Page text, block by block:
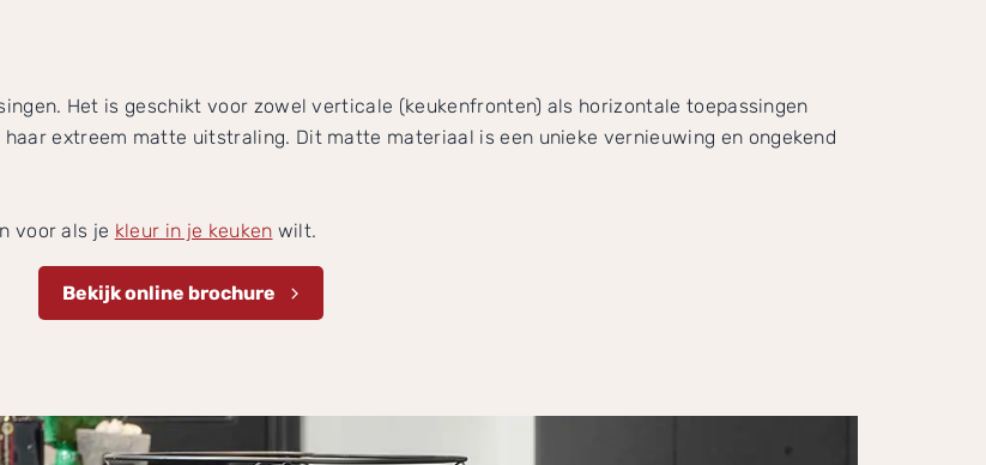
Het is geschikt voor zowel verticale (keukenfronten) als horizontale toepassingen
extreem matte uitstraling. Dit matte materiaal is een unieke vernieuwing en ongekend
voor als je kleur in je keuken wilt.
Bekijk online brochure